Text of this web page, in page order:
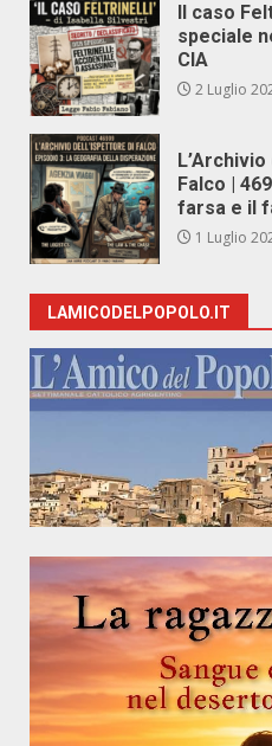
Il caso
speciale
CIA
2 Luglio
Falco |
farsa e il
1 Luglio
LAMICODELPOPOLO.IT